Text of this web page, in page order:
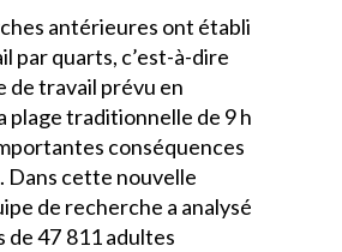
antérieures ont établi
par quarts, c’est-à-dire
de travail prévu en
plage traditionnelle de 9 h
conséquences
Dans cette nouvelle
de recherche a analysé
de 47 811 adultes